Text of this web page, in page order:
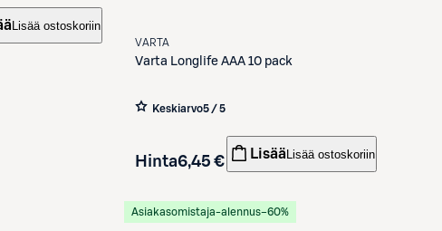
Lisää ostoskoriin
VARTA
Varta Longlife AAA 10 pack
Keskiarvo5 / 5
Hinta6,45 € LisääLisää ostoskoriin
Asiakasomistaja-alennus−60%